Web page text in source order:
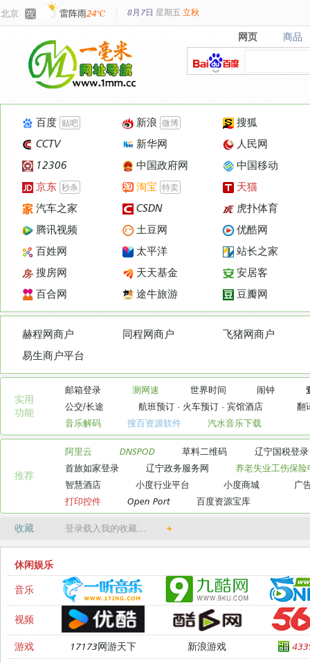
北京 雷阵雨24℃ 8月7日 星期五 立秋
网页
网页 商品
商品
百度 贴吧 新浪 微博
搜狐
CCTV
新华网
人民网
12306
中国政府网
中国移动
京东 秒杀 淘宝 特卖
天猫
汽车之家
CSDN
虎扑体育
腾讯视频
土豆网
优酷网
百姓网
太平洋
站长之家
搜房网
天天基金
安居客
百合网
途牛旅游 豆瓣网
赫程网商户 同程网商户
飞猪网商户
易生商户平台
实用
功能
邮箱登录 测网速 世界时间 闹钟
公交/长途
航班预订· 火车预订· 宾馆酒店
翻
音乐解码
搜百资源软件 汽水音乐下载
推荐
阿里云 DNSPOD 草料二维码
辽宁国税登录
首旅如家登录
辽宁政务服务网
养老失业工伤保险
智慧酒店
小度行业平台 小度商城
广
打印控件
Open Port 百度资源宝库
收藏 登录载入我的收藏… +
休闲娱乐
音乐
视频
游戏 17173网游天下 新浪游戏